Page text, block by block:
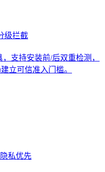
级拦截
支持安装前/后双重检测，
立可信准入门槛。
私优先